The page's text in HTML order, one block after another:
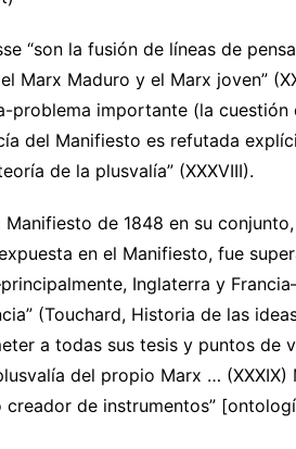
“son la fusión de líneas de
Maduro y el Marx joven”
problema importante (la
del Manifiesto es refutada
de la plusvalía” (XXXVIII).
de 1848 en su
en el Manifiesto, fue
Inglaterra y
(Touchard, Historia de las
a todas sus tesis y puntos de
del propio Marx … (XXXIX)
de instrumentos”